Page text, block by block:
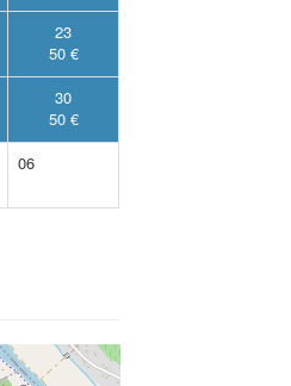
23
50 €
30
50 €
06